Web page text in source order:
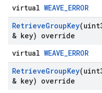
virtual WEAVE_ERROR
RetrieveGroupKey
& key) override
virtual WEAVE_ERROR
RetrieveGroupKey
& key) override